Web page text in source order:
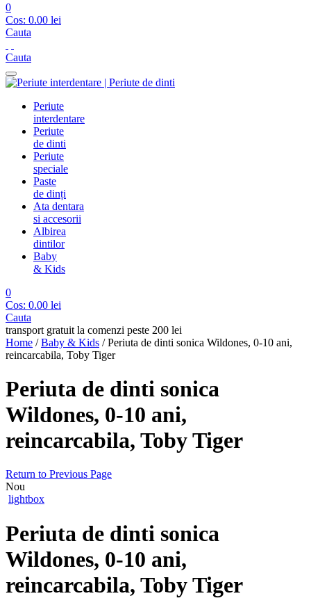
0
Cos: 0.00 lei
Cauta
Cauta
Periute
interdentare
Periute
de dinti
Periute
speciale
Paste
de dinți
Ata dentara
si accesorii
Albirea
dintilor
Baby
& Kids
0
Cos: 0.00 lei
Cauta
transport gratuit la comenzi peste 200 lei
Home / Baby & Kids /Periuta de dinti sonica Wildones, 0-10 ani,
reincarcabila, Toby Tiger
Periuta de dinti sonica
Wildones, 0-10 ani,
reincarcabila, Toby Tiger
Return to Previous Page
Nou
lightbox
Periuta de dinti sonica
Wildones, 0-10 ani,
reincarcabila, Toby Tiger